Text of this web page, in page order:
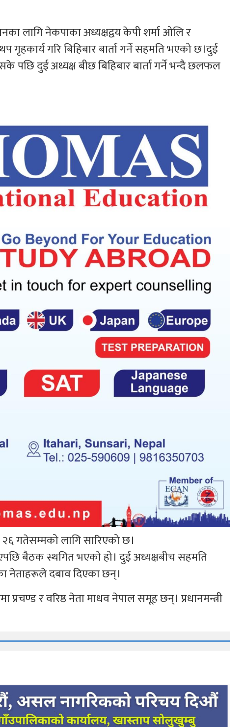
लागि नेकपाका अध्यक्षद्वय केपी शर्मा ओलि र
गृहकार्य गरि बिहिबार बार्ता गर्ने सहमति भएको छ।दुई
पछि दुई अध्यक्ष बीछ बिहिबार बार्ता गर्ने भन्दै छलफल
गतेसम्मको लागि सारिएको छ।
बैठक स्थगित भएको हो। दुई अध्यक्षबीच सहमति
नेताहरूले दबाव दिएका छन्।
र वरिष्ठ नेता माधव नेपाल समूह छन्। प्रधानमन्त्री